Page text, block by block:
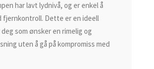
har lavt lydnivå, og er enkel å
fjernkontroll. Dette er en ideell
som ønsker en rimelig og
uten å gå på kompromiss med